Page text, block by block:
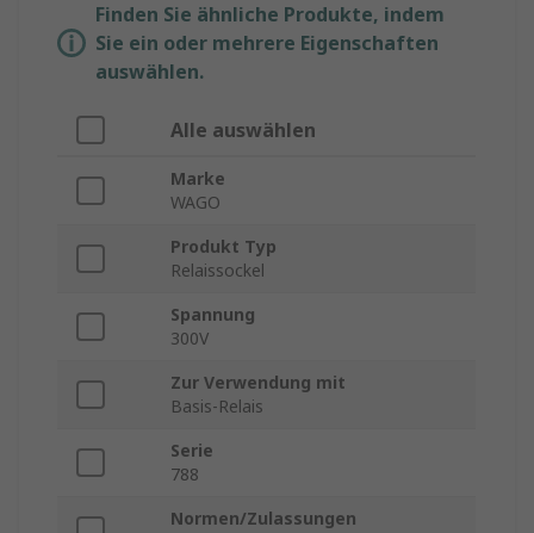
Finden Sie ähnliche Produkte, indem
Sie ein oder mehrere Eigenschaften
auswählen.
Alle auswählen
Marke
WAGO
Produkt Typ
Relaissockel
Spannung
300V
Zur Verwendung mit
Basis-Relais
Serie
788
Normen/Zulassungen